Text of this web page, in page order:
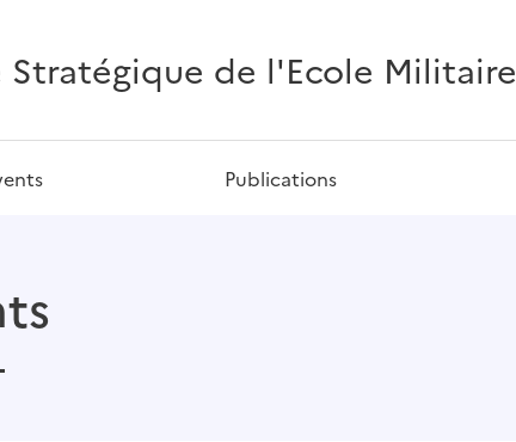
de l'Ecole Militaire
Publications